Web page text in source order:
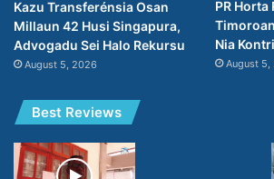
Kazu Transferénsia Osan
Millaun 42 Husi Singapura,
Advogadu Sei Halo Rekursu
August 5, 2026
PR Horta
Nia
August 5,
Best Reviews